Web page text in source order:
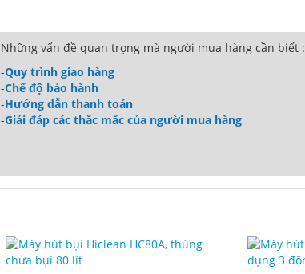
Những vấn đề quan trọng mà người mua hàng cần biết :
-Quy trình giao hàng
-Chế độ bảo hành
-Hướng dẫn thanh toán
-Giải đáp các thắc mắc của người mua hàng